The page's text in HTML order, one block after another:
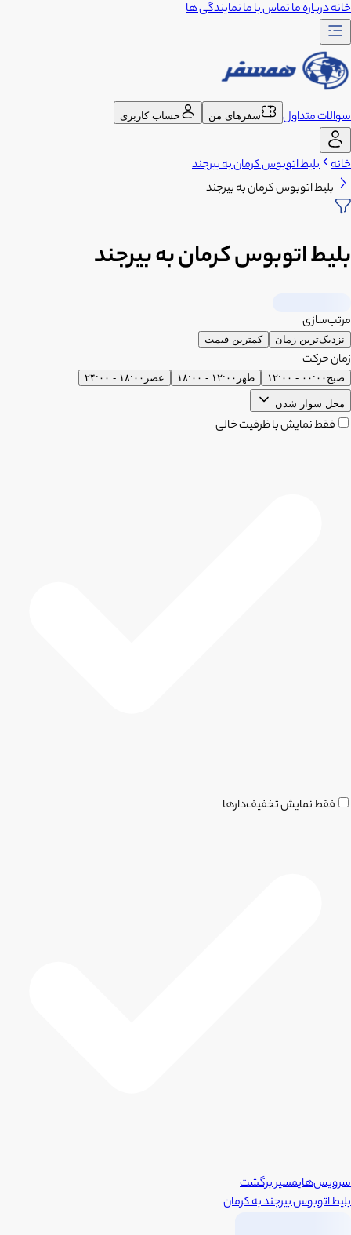
خانهدرباره ماتماس با مانمایندگی ها
سوالات متداول سفرهای من حساب کاربری
خانه بلیط اتوبوس کرمان به بیرجند
بلیط اتوبوس کرمان به بیرجند
بلیط اتوبوس کرمان به بیرجند
مرتب‌سازی
نزدیک‌ترین زمان کمترین قیمت
زمان حرکت
صبح ۰۰:۰۰ - ۱۲:۰۰ ظهر ۱۲:۰۰ - ۱۸:۰۰ عصر ۱۸:۰۰ - ۲۴:۰۰
محل سوار شدن
فقط نمایش با ظرفیت خالی
فقط نمایش تخفیف‌دارها
سرویس‌هایمسیر برگشت
بلیط اتوبوسبیرجندبهکرمان